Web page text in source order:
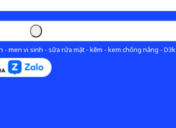
- men vi sinh - sữa rửa mặt - kẽm - kem chống nắng -